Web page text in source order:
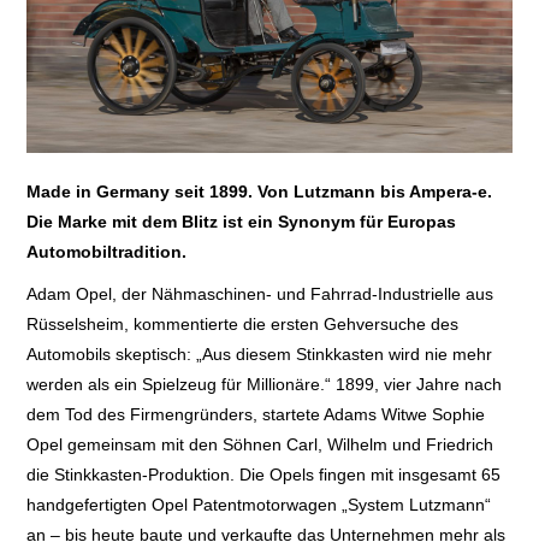
A BIS Z
KONTAKT
Made in Germany seit 1899. Von Lutzmann bis Ampera-e.
Die Marke mit dem Blitz ist ein Synonym für Europas
Automobiltradition.
Adam Opel, der Nähmaschinen- und Fahrrad-Industrielle aus
Rüsselsheim, kommentierte die ersten Gehversuche des
Automobils skeptisch: „Aus diesem Stinkkasten wird nie mehr
werden als ein Spielzeug für Millionäre.“ 1899, vier Jahre nach
demTod des Firmengründers, startete Adams Witwe Sophie
Opel gemeinsam mit den Söhnen Carl,Wilhelm und Friedrich
die Stinkkasten-Produktion. Die Opels fingen mit insgesamt 65
handgefertigten Opel Patentmotorwagen „System Lutzmann“
an – bis heute baute und verkaufte das Unternehmen mehr als